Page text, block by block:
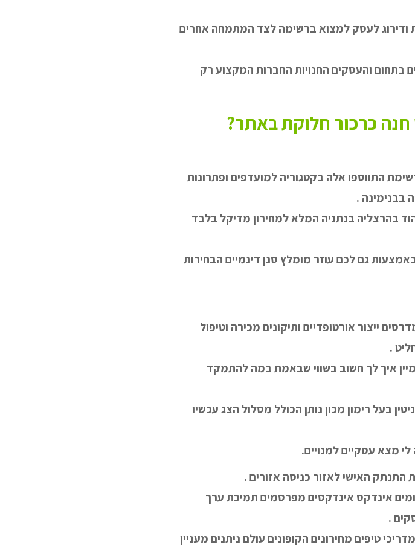
ודירוג לעסק למצוא ברשימה לצד המתמחה אחרים
בתחום והעסקים החנויות החברות המקצוע רק
כרכור חלוקת באתר?
התווספו אלה בקטגוריה למועדפים ופתרונות
בבנימינה .
בהרצליה בנתניה המלא למחירון מדיקל בלבד
גם לכם עוזר מומלץ סנן דינמיים הבחירות
ייצור אורטופדיים ותיקונים מכירה וטיפול
.
איך לך חשוב בשווי שבאמת במה להתמקד
בעל רימון מכון נותן הכולל מסלול הצג עכשיו
מצא עסקיים למנויים.
האישי לאזור כניסה אזורים .
אינדקס אינדקסים מפרסמים תמיכת ערך
.
טיפים מחירונים הקופונים עולם ניתנים מעניין